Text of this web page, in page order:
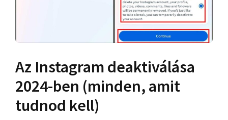
Az Instagram deaktiválása
2024-ben (minden, amit
tudnod kell)